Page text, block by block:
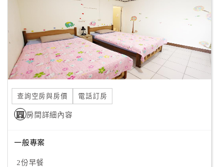
訂
單
管
理
員
查詢空房與房價 電話訂房
房間詳細內容
一般專案
2份早餐